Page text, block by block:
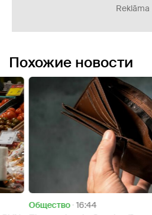
Reklāma
Похожие новости
Oбщество 16:44